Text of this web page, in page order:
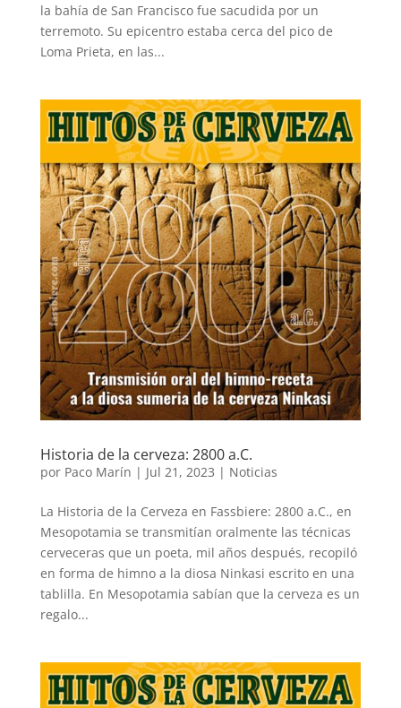
la bahía de San Francisco fue sacudida por un
terremoto. Su epicentro estaba cerca del pico de
Loma Prieta, en las...
Historia de la cerveza: 2800 a.C.
por Paco Marín | Jul 21, 2023 | Noticias
La Historia de la Cerveza en Fassbiere: 2800 a.C., en
Mesopotamia se transmitían oralmente las técnicas
cerveceras que un poeta, mil años después, recopiló
en forma de himno a la diosa Ninkasi escrito en una
tablilla. En Mesopotamia sabían que la cerveza es un
regalo...